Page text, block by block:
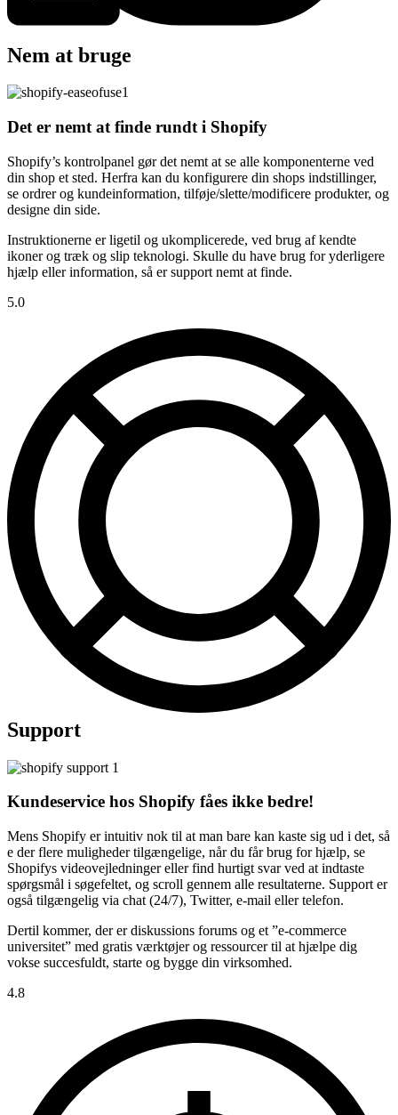
Nem at bruge
Det er nemt at finde rundt i Shopify
Shopify’s kontrolpanel gør det nemt at se alle komponenterne ved
din shop et sted. Herfra kan du konfigurere din shops indstillinger,
se ordrer og kundeinformation, tilføje/slette/modificere produkter, og
designe din side.
Instruktionerne er ligetil og ukomplicerede, ved brug af kendte
ikoner og træk og slip teknologi. Skulle du have brug for yderligere
hjælp eller information, så er support nemt at finde.
5.0
Support
Kundeservice hos Shopify fåes ikke bedre!
Mens Shopify er intuitiv nok til at man bare kan kaste sig ud i det, så
e der flere muligheder tilgængelige, når du får brug for hjælp, se
Shopifys videovejledninger eller find hurtigt svar ved at indtaste
spørgsmål i søgefeltet, og scroll gennem alle resultaterne. Support er
også tilgængelig via chat (24/7), Twitter, e-mail eller telefon.
Dertil kommer, der er diskussions forums og et ”e-commerce
universitet” med gratis værktøjer og ressourcer til at hjælpe dig
vokse succesfuldt, starte og bygge din virksomhed.
4.8